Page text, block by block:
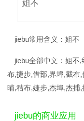
姐不
jiebu常用含义： 姐不
jiebu全部中文： 姐不,
布,捷步,借部,界埠,截布
晡,秸布,婕步,杰埠,杰捕,
jiebu的商业应用